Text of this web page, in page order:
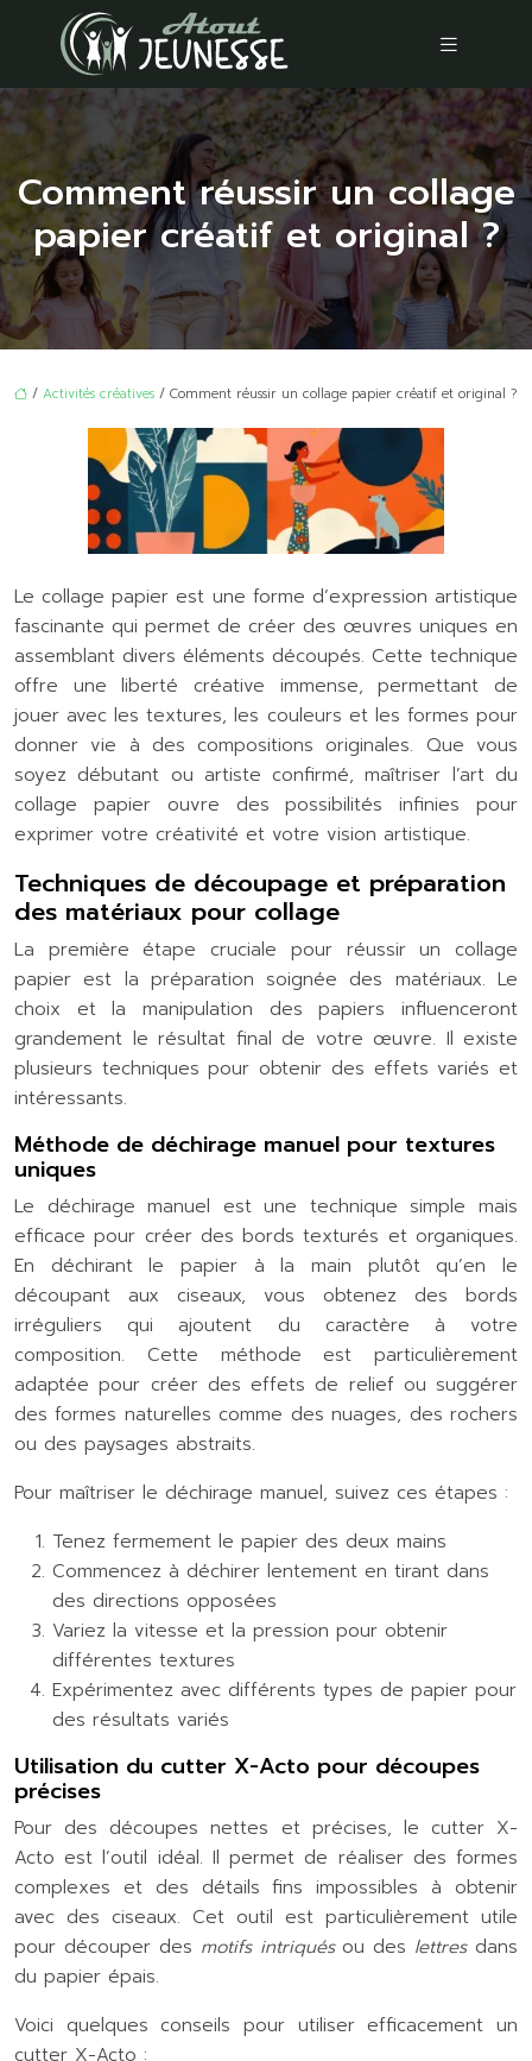
Comment réussir un collage
papier créatif et original ?
/ Activités créatives / Comment réussir un collage papier créatif et original ?
Le collage papier est une forme d’expression artistique
fascinante qui permet de créer des œuvres uniques en
assemblant divers éléments découpés. Cette technique
offre une liberté créative immense, permettant de
jouer avec les textures, les couleurs et les formes pour
donner vie à des compositions originales. Que vous
soyez débutant ou artiste confirmé, maîtriser l’art du
collage papier ouvre des possibilités infinies pour
exprimer votre créativité et votre vision artistique.
Techniques de découpage et préparation
des matériaux pour collage
La première étape cruciale pour réussir un collage
papier est la préparation soignée des matériaux. Le
choix et la manipulation des papiers influenceront
grandement le résultat final de votre œuvre. Il existe
plusieurs techniques pour obtenir des effets variés et
intéressants.
Méthode de déchirage manuel pour textures
uniques
Le déchirage manuel est une technique simple mais
efficace pour créer des bords texturés et organiques.
En déchirant le papier à la main plutôt qu’en le
découpant aux ciseaux, vous obtenez des bords
irréguliers qui ajoutent du caractère à votre
composition. Cette méthode est particulièrement
adaptée pour créer des effets de relief ou suggérer
des formes naturelles comme des nuages, des rochers
ou des paysages abstraits.
Pour maîtriser le déchirage manuel, suivez ces étapes :
Tenez fermement le papier des deux mains
Commencez à déchirer lentement en tirant dans
des directions opposées
Variez la vitesse et la pression pour obtenir
différentes textures
Expérimentez avec différents types de papier pour
des résultats variés
Utilisation du cutter X-Acto pour découpes
précises
Pour des découpes nettes et précises, le cutter X-
Acto est l’outil idéal. Il permet de réaliser des formes
complexes et des détails fins impossibles à obtenir
avec des ciseaux. Cet outil est particulièrement utile
pour découper des motifs intriqués ou des lettres dans
du papier épais.
Voici quelques conseils pour utiliser efficacement un
cutter X-Acto :